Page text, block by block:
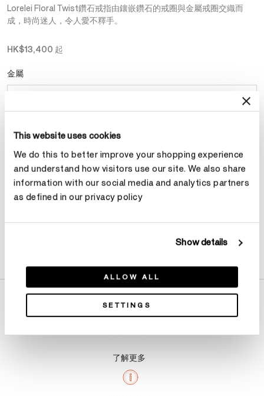
This website uses cookies
We do this to better improve your shopping experience
and understand how visitors use our site. We also share
information with our social media and analytics partners
as defined in our privacy policy
Show details
ALLOW ALL
SETTINGS
Lorelei Floral Twist鑽石戒指由鑲嵌鑽石的戒圈與金屬戒圈交織而
成，時尚迷人，令人愛不釋手。
HK$13,400 起
金屬
了解更多